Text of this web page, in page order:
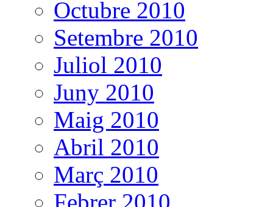
Octubre 2010
Setembre 2010
Juliol 2010
Juny 2010
Maig 2010
Abril 2010
Març 2010
Febrer 2010